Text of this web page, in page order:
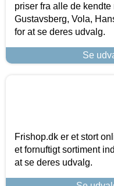
priser fra alle de
Gustavsberg, Vola,
for at se deres udvalg.
Se
Frishop.dk er et stort
et fornuftigt sortiment
at se deres udvalg.